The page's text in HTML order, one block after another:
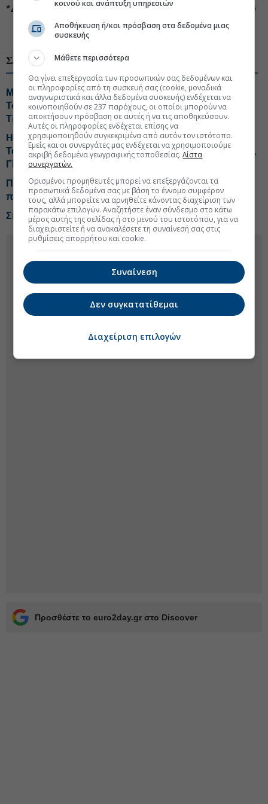
* Δείτε την δημοσκόπηση στη στήλη Συνοδευτικό Υλικό
#Ευάγγελος Βενιζέλος #Ελλάδα πολιτική
ΣΧΕΤΙΚΑ ΘΕΜΑΤΑ
Μυτιληναίος: Τα μηνύματα και τα... fingers crossed-
Τσίπρας: Οι ανεξάρτητοι και το χαμηλό μονοψήφιο-
Tips για ΔΕΗ, ΚΥΠΡ
Η Μαρία, το δεύτερο (σκληρό) χτύπημα και τα γκάλοπ-
Τα ψιλά γράμματα στη Cenergy-Tips για Jumbo, ΕΛΠΕ,
ΓΕΚ Τέρνα
ΠΑΣΟΚ: «Πολλά και αμείλικτα» ερωτήματα για την
πύρινη λαίλαπα
Σκέρτσος: Σαφές το δημοσκοπικό προβάδισμα της ΝΔ
Προσθέστε το euro2day.gr στο Discover
κοινού και ανάπτυξη υπηρεσιών
Αποθήκευση ή/και πρόσβαση στα δεδομένα μιας
συσκευής
Μάθετε περισσότερα
Θα γίνει επεξεργασία των προσωπικών σας δεδομένων και
οι πληροφορίες από τη συσκευή σας (cookie, μοναδικά
αναγνωριστικά και άλλα δεδομένα συσκευής) ενδέχεται να
κοινοποιηθούν σε 237 παρόχους, οι οποίοι μπορούν να
αποκτήσουν πρόσβαση σε αυτές ή να τις αποθηκεύσουν.
Αυτές οι πληροφορίες ενδέχεται επίσης να
χρησιμοποιηθούν συγκεκριμένα από αυτόν τον ιστότοπο.
Εμείς και οι συνεργάτες μας ενδέχεται να χρησιμοποιούμε
ακριβή δεδομένα γεωγραφικής τοποθεσίας.Λίστα
συνεργατών.
Ορισμένοι προμηθευτές μπορεί να επεξεργάζονται τα
προσωπικά δεδομένα σας με βάση το έννομο συμφέρον
τους, αλλά μπορείτε να αρνηθείτε κάνοντας διαχείριση των
παρακάτω επιλογών. Αναζητήστε έναν σύνδεσμο στο κάτω
μέρος αυτής της σελίδας ή στο μενού του ιστοτόπου, για να
διαχειριστείτε ή να ανακαλέσετε τη συναίνεσή σας στις
ρυθμίσεις απορρήτου και cookie.
Συναίνεση
Δεν συγκατατίθεμαι
Διαχείριση επιλογών